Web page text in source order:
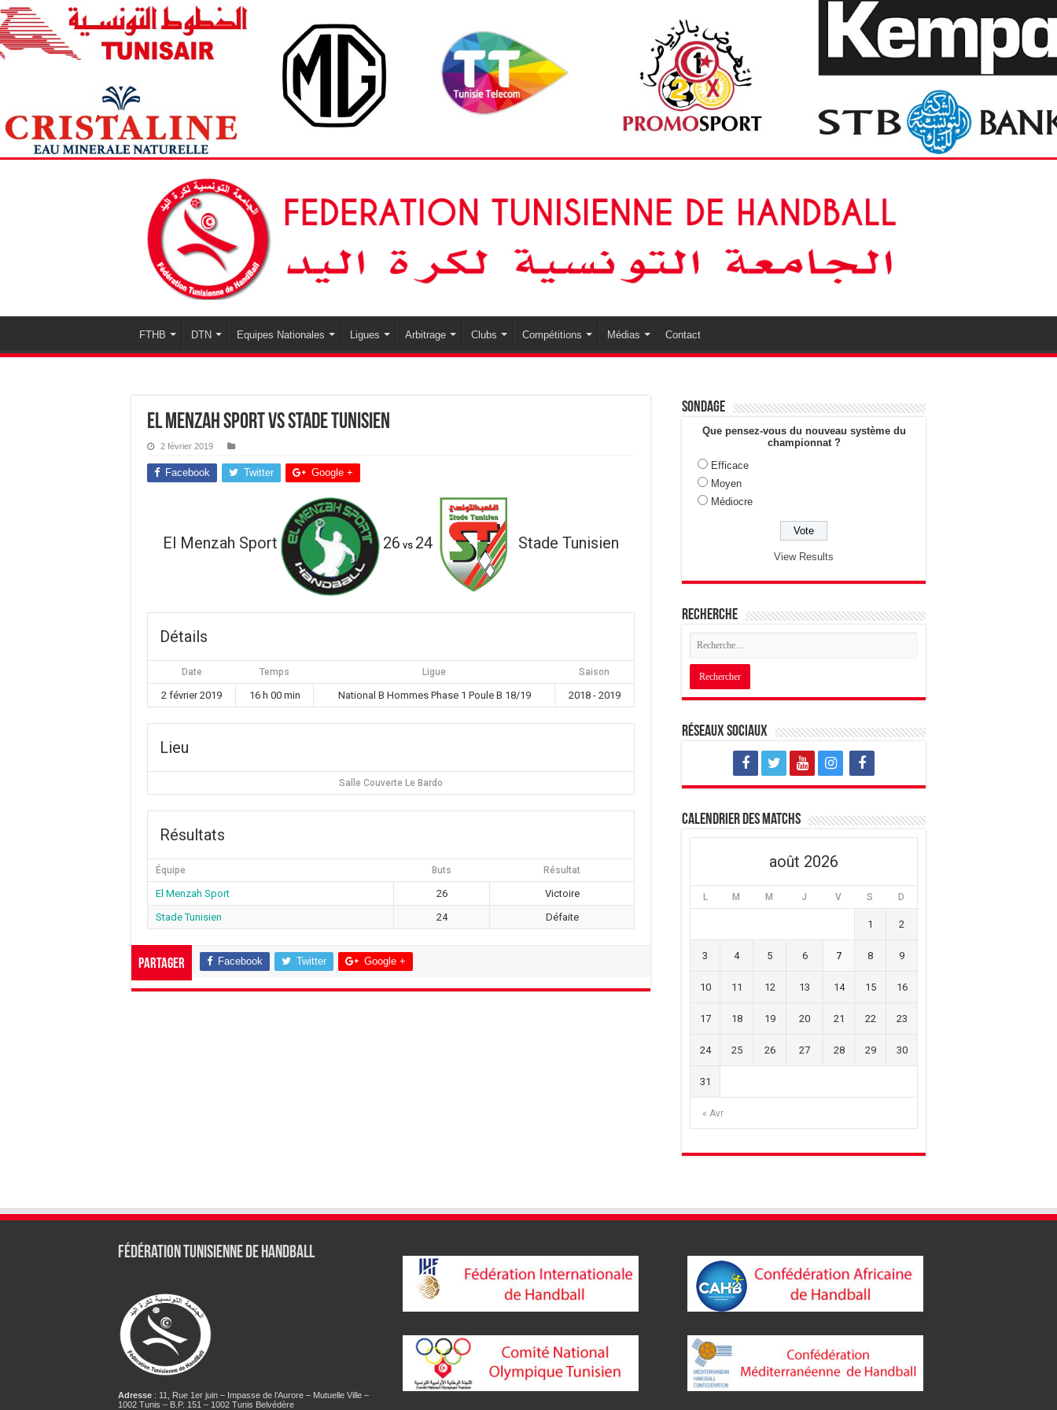
FTHB DTN Equipes Nationales Ligues Arbitrage Clubs Compétitions Médias Contact
El Menzah Sport vs Stade Tunisien
2 février 2019
Facebook Twitter Google +
El Menzah Sport 26 vs 24 Stade Tunisien
Détails
Date Temps Ligue Saison
2 février 2019 16 h 00 min National B Hommes Phase 1 Poule B 18/19 2018 - 2019
Lieu
Salle Couverte Le Bardo
Résultats
Équipe Buts Résultat
El Menzah Sport 26
Victoire
Stade Tunisien
24 Défaite
Partager Facebook Twitter Google +
Sondage
Que pensez-vous du nouveau système du
championnat ?
Efficace
Moyen
Médiocre
View Results
Recherche
Réseaux sociaux
Calendrier des matchs
août 2026
L M M J V S D
« Avr
1 2
3 4 5 6 7 8 9
10 11 12 13 14 15 16
17 18 19 20 21 22 23
24 25 26 27 28 29 30
31
Fédération tunisienne de Handball
Adresse: 11, Rue 1er juin – Impasse de l’Aurore – Mutuelle Ville –
1002 Tunis – B.P. 151 – 1002 Tunis Belvédère